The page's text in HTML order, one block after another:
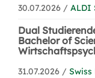
30.07.2026 / ALDI
Dual
Bachelor of
31.07.2026 / Swiss